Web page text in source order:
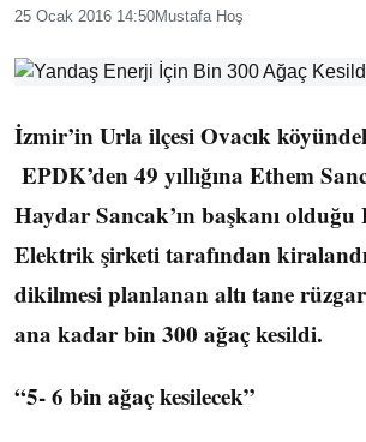
25 Ocak 2016 14:50Mustafa Hoş
İzmir’in Urla ilçesi Ovacık
EPDK’den 49 yıllığına Ethem
Haydar Sancak’ın başkanı olduğu
Elektrik şirketi tarafından
dikilmesi planlanan altı tane
ana kadar bin 300 ağaç kesildi.
“5- 6 bin ağaç kesilecek”